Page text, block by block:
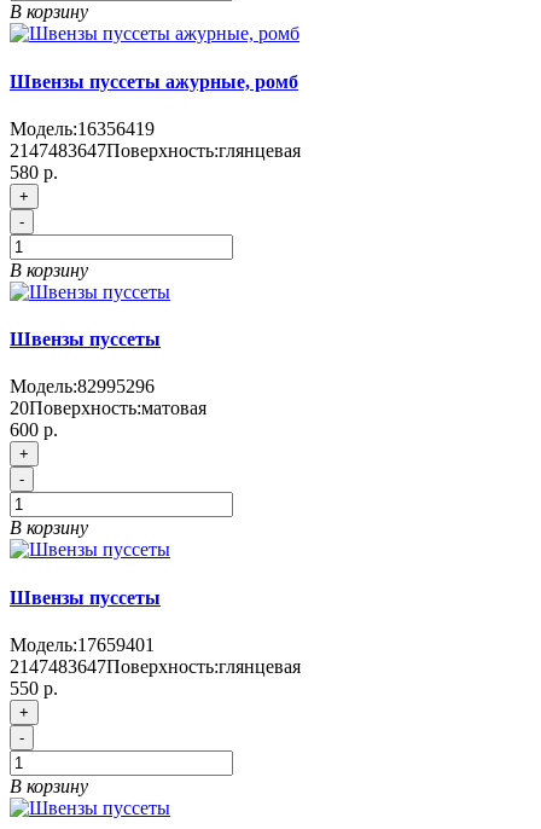
В корзину
Швензы пуссеты ажурные, ромб
Модель:16356419
2147483647Поверхность:глянцевая
580 р.
+
-
В корзину
Швензы пуссеты
Модель:82995296
20Поверхность:матовая
600 р.
+
-
В корзину
Швензы пуссеты
Модель:17659401
2147483647Поверхность:глянцевая
550 р.
+
-
В корзину